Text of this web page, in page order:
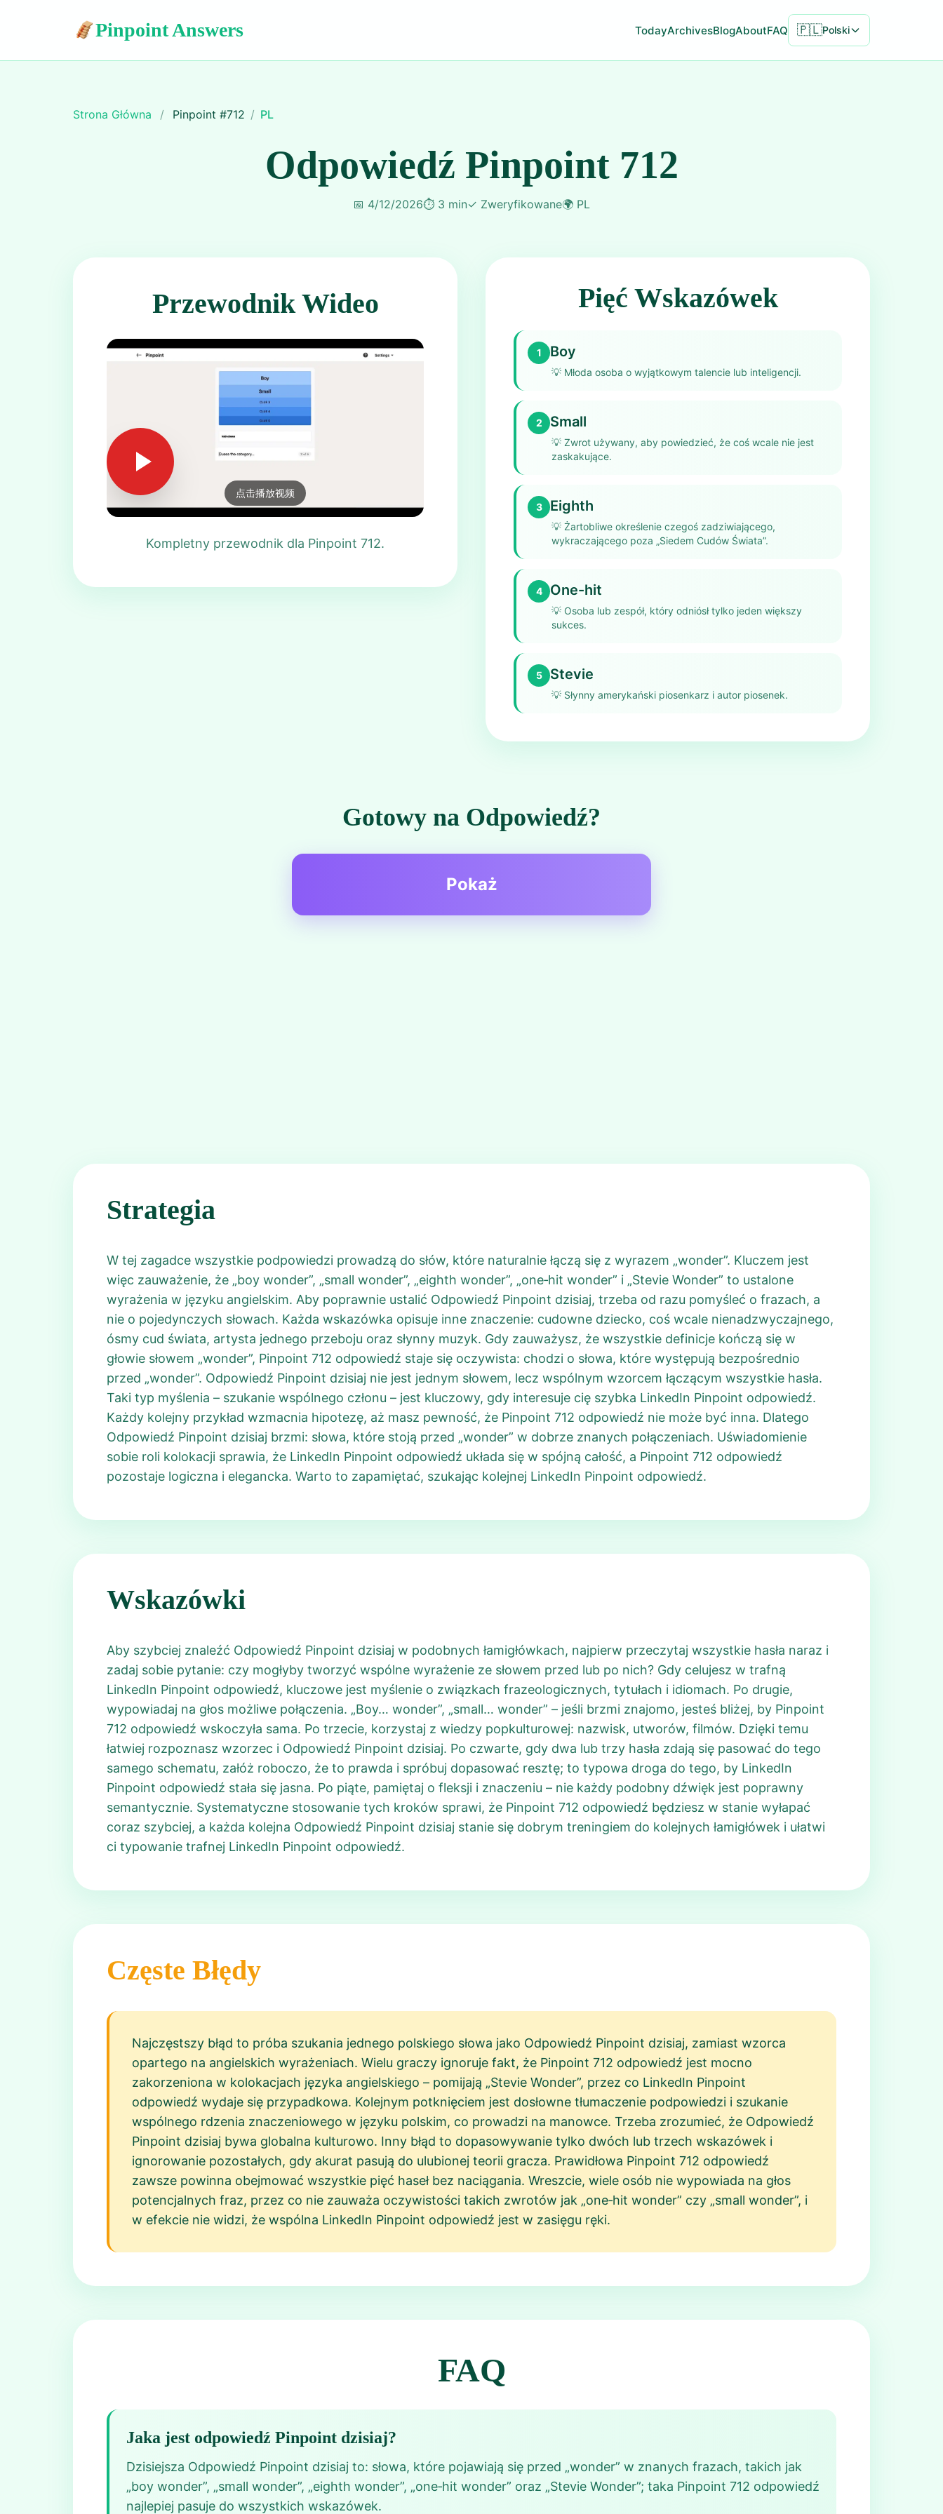
Pinpoint Answers TodayArchivesBlogAboutFAQ 🇵🇱Polski
Strona Główna / Pinpoint #712 / PL
Odpowiedź Pinpoint 712
📅 4/12/2026⏱️ 3 min✓ Zweryfikowane🌍 PL
Przewodnik Wideo
点击播放视频
Kompletny przewodnik dla Pinpoint 712.
Pięć Wskazówek
1 Boy
💡 Młoda osoba o wyjątkowym talencie lub inteligencji.
2 Small
💡 Zwrot używany, aby powiedzieć, że coś wcale nie jest
zaskakujące.
3 Eighth
💡 Żartobliwe określenie czegoś zadziwiającego,
wykraczającego poza „Siedem Cudów Świata”.
4 One-hit
💡 Osoba lub zespół, który odniósł tylko jeden większy
sukces.
5 Stevie
💡 Słynny amerykański piosenkarz i autor piosenek.
Gotowy na Odpowiedź?
Pokaż
Strategia
W tej zagadce wszystkie podpowiedzi prowadzą do słów, które naturalnie łączą się z wyrazem „wonder”. Kluczem jest
więc zauważenie, że „boy wonder”, „small wonder”, „eighth wonder”, „one‑hit wonder” i „Stevie Wonder” to ustalone
wyrażenia w języku angielskim. Aby poprawnie ustalić Odpowiedź Pinpoint dzisiaj, trzeba od razu pomyśleć o frazach, a
nie o pojedynczych słowach. Każda wskazówka opisuje inne znaczenie: cudowne dziecko, coś wcale nienadzwyczajnego,
ósmy cud świata, artysta jednego przeboju oraz słynny muzyk. Gdy zauważysz, że wszystkie definicje kończą się w
głowie słowem „wonder”, Pinpoint 712 odpowiedź staje się oczywista: chodzi o słowa, które występują bezpośrednio
przed „wonder”. Odpowiedź Pinpoint dzisiaj nie jest jednym słowem, lecz wspólnym wzorcem łączącym wszystkie hasła.
Taki typ myślenia – szukanie wspólnego członu – jest kluczowy, gdy interesuje cię szybka LinkedIn Pinpoint odpowiedź.
Każdy kolejny przykład wzmacnia hipotezę, aż masz pewność, że Pinpoint 712 odpowiedź nie może być inna. Dlatego
Odpowiedź Pinpoint dzisiaj brzmi: słowa, które stoją przed „wonder” w dobrze znanych połączeniach. Uświadomienie
sobie roli kolokacji sprawia, że LinkedIn Pinpoint odpowiedź układa się w spójną całość, a Pinpoint 712 odpowiedź
pozostaje logiczna i elegancka. Warto to zapamiętać, szukając kolejnej LinkedIn Pinpoint odpowiedź.
Wskazówki
Aby szybciej znaleźć Odpowiedź Pinpoint dzisiaj w podobnych łamigłówkach, najpierw przeczytaj wszystkie hasła naraz i
zadaj sobie pytanie: czy mogłyby tworzyć wspólne wyrażenie ze słowem przed lub po nich? Gdy celujesz w trafną
LinkedIn Pinpoint odpowiedź, kluczowe jest myślenie o związkach frazeologicznych, tytułach i idiomach. Po drugie,
wypowiadaj na głos możliwe połączenia. „Boy… wonder”, „small… wonder” – jeśli brzmi znajomo, jesteś bliżej, by Pinpoint
712 odpowiedź wskoczyła sama. Po trzecie, korzystaj z wiedzy popkulturowej: nazwisk, utworów, filmów. Dzięki temu
łatwiej rozpoznasz wzorzec i Odpowiedź Pinpoint dzisiaj. Po czwarte, gdy dwa lub trzy hasła zdają się pasować do tego
samego schematu, załóż roboczo, że to prawda i spróbuj dopasować resztę; to typowa droga do tego, by LinkedIn
Pinpoint odpowiedź stała się jasna. Po piąte, pamiętaj o fleksji i znaczeniu – nie każdy podobny dźwięk jest poprawny
semantycznie. Systematyczne stosowanie tych kroków sprawi, że Pinpoint 712 odpowiedź będziesz w stanie wyłapać
coraz szybciej, a każda kolejna Odpowiedź Pinpoint dzisiaj stanie się dobrym treningiem do kolejnych łamigłówek i ułatwi
ci typowanie trafnej LinkedIn Pinpoint odpowiedź.
Częste Błędy
Najczęstszy błąd to próba szukania jednego polskiego słowa jako Odpowiedź Pinpoint dzisiaj, zamiast wzorca
opartego na angielskich wyrażeniach. Wielu graczy ignoruje fakt, że Pinpoint 712 odpowiedź jest mocno
zakorzeniona w kolokacjach języka angielskiego – pomijają „Stevie Wonder”, przez co LinkedIn Pinpoint
odpowiedź wydaje się przypadkowa. Kolejnym potknięciem jest dosłowne tłumaczenie podpowiedzi i szukanie
wspólnego rdzenia znaczeniowego w języku polskim, co prowadzi na manowce. Trzeba zrozumieć, że Odpowiedź
Pinpoint dzisiaj bywa globalna kulturowo. Inny błąd to dopasowywanie tylko dwóch lub trzech wskazówek i
ignorowanie pozostałych, gdy akurat pasują do ulubionej teorii gracza. Prawidłowa Pinpoint 712 odpowiedź
zawsze powinna obejmować wszystkie pięć haseł bez naciągania. Wreszcie, wiele osób nie wypowiada na głos
potencjalnych fraz, przez co nie zauważa oczywistości takich zwrotów jak „one‑hit wonder” czy „small wonder”, i
w efekcie nie widzi, że wspólna LinkedIn Pinpoint odpowiedź jest w zasięgu ręki.
FAQ
Jaka jest odpowiedź Pinpoint dzisiaj?
Dzisiejsza Odpowiedź Pinpoint dzisiaj to: słowa, które pojawiają się przed „wonder” w znanych frazach, takich jak
„boy wonder”, „small wonder”, „eighth wonder”, „one‑hit wonder” oraz „Stevie Wonder”; taka Pinpoint 712 odpowiedź
najlepiej pasuje do wszystkich wskazówek.